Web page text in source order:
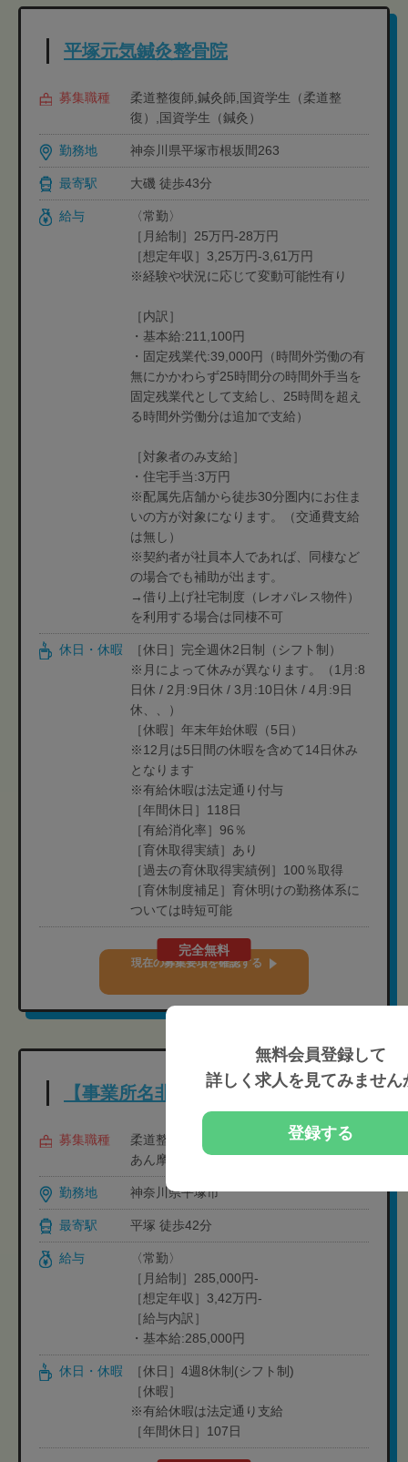
平塚元気鍼灸整骨院
募集職種
柔道整復師,鍼灸師,国資学生（柔道整
復）,国資学生（鍼灸）
勤務地 神奈川県平塚市根坂間263
最寄駅 大磯 徒歩43分
給与
〈常勤〉
［月給制］25万円-28万円
［想定年収］3,25万円-3,61万円
※経験や状況に応じて変動可能性有り
［内訳］
・基本給:211,100円
・固定残業代:39,000円（時間外労働の有
無にかかわらず25時間分の時間外手当を
固定残業代として支給し、25時間を超え
る時間外労働分は追加で支給）
［対象者のみ支給］
・住宅手当:3万円
※配属先店舗から徒歩30分圏内にお住ま
いの方が対象になります。（交通費支給
は無し）
※契約者が社員本人であれば、同棲など
の場合でも補助が出ます。
→借り上げ社宅制度（レオパレス物件）
を利用する場合は同棲不可
休日・休暇
［休日］完全週休2日制（シフト制）
※月によって休みが異なります。（1月:8
日休 / 2月:9日休 / 3月:10日休 / 4月:9日
休、、）
［休暇］年末年始休暇（5日）
※12月は5日間の休暇を含めて14日休み
となります
※有給休暇は法定通り付与
［年間休日］118日
［有給消化率］96％
［育休取得実績］あり
［過去の育休取得実績例］100％取得
［育休制度補足］育休明けの勤務体系に
ついては時短可能
完全無料
現在の募集要項を確認する
【事業所名非公開】
募集職種
柔道整復師（管理）,柔道整復師,鍼灸師,
あん摩ﾏｯｻｰｼﾞ指圧師
勤務地 神奈川県平塚市
最寄駅 平塚 徒歩42分
給与
〈常勤〉
［月給制］285,000円-
［想定年収］3,42万円-
［給与内訳］
・基本給:285,000円
休日・休暇
［休日］4週8休制(シフト制)
［休暇］
※有給休暇は法定通り支給
［年間休日］107日
無料会員登録して
詳しく求人を見てみません
登録する